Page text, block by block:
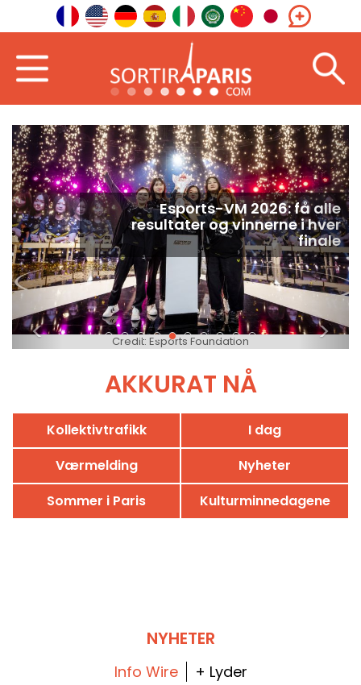
Credit: Esports Foundation
Esports-VM 2026: få alle
resultater og vinnerne i hver
finale
<
>
AKKURAT NÅ
Kollektivtrafikk
I dag
Værmelding
Nyheter
Sommer i Paris
Kulturminnedagene
NYHETER
Info Wire + Lyder